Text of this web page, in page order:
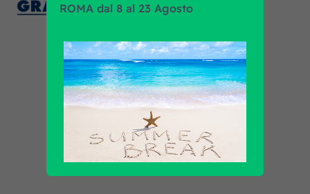
Scopri tutti i prodotti
ROMA dal 8 al 23 Agosto